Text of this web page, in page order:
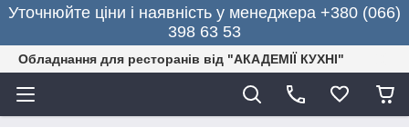
Уточнюйте ціни і наявність у менеджера +380 (066)
398 63 53
Обладнання для ресторанів від "АКАДЕМІЇ КУХНІ"